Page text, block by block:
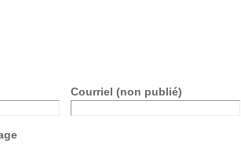
Courriel (non publié)